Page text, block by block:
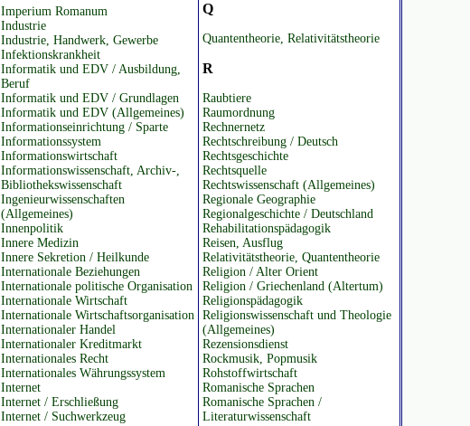
Imperium Romanum
Industrie
Industrie, Handwerk, Gewerbe
Infektionskrankheit
Informatik und EDV / Ausbildung,
Beruf
Informatik und EDV / Grundlagen
Informatik und EDV (Allgemeines)
Informationseinrichtung / Sparte
Informationssystem
Informationswirtschaft
Informationswissenschaft, Archiv-,
Bibliothekswissenschaft
Ingenieurwissenschaften
(Allgemeines)
Innenpolitik
Innere Medizin
Innere Sekretion / Heilkunde
Internationale Beziehungen
Internationale politische Organisation
Internationale Wirtschaft
Internationale Wirtschaftsorganisation
Internationaler Handel
Internationaler Kreditmarkt
Internationales Recht
Internationales Währungssystem
Internet
Internet / Erschließung
Internet / Suchwerkzeug
Q
Quantentheorie, Relativitätstheorie
R
Raubtiere
Raumordnung
Rechnernetz
Rechtschreibung / Deutsch
Rechtsgeschichte
Rechtsquelle
Rechtswissenschaft (Allgemeines)
Regionale Geographie
Regionalgeschichte / Deutschland
Rehabilitationspädagogik
Reisen, Ausflug
Relativitätstheorie, Quantentheorie
Religion / Alter Orient
Religion / Griechenland (Altertum)
Religionspädagogik
Religionswissenschaft und Theologie
(Allgemeines)
Rezensionsdienst
Rockmusik, Popmusik
Rohstoffwirtschaft
Romanische Sprachen
Romanische Sprachen /
Literaturwissenschaft